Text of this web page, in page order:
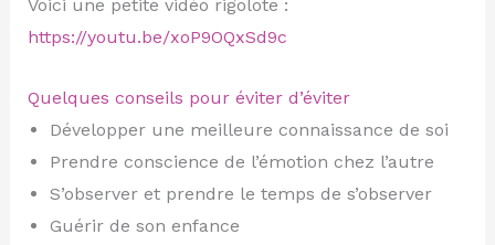
Voici une petite vidéo rigolote :
https://youtu.be/xoP9OQxSd9c
Quelques conseils pour éviter d’éviter
Développer une meilleure connaissance de soi
Prendre conscience de l’émotion chez l’autre
S’observer et prendre le temps de s’observer
Guérir de son enfance